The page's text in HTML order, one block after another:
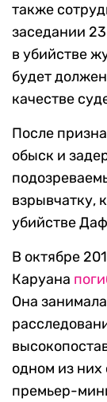
также
заседании
в убийстве
будет
качестве
После
обыск и
взрывчатку,
убийстве
В октябре
Каруана
Она
одном из них
премьер-